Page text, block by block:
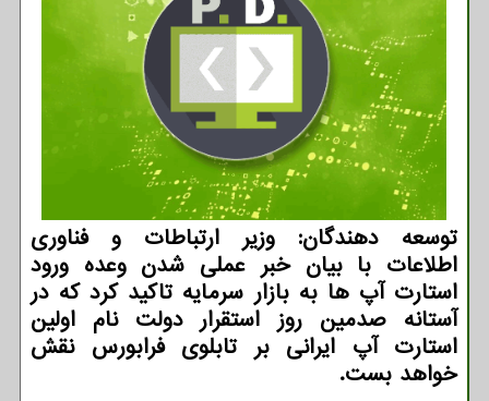
توسعه دهندگان: وزیر ارتباطات و فناوری
اطلاعات با بیان خبر عملی شدن وعده ورود
استارت آپ ها به بازار سرمایه تاکید کرد که در
آستانه صدمین روز استقرار دولت نام اولین
استارت آپ ایرانی بر تابلوی فرابورس نقش
خواهد بست.